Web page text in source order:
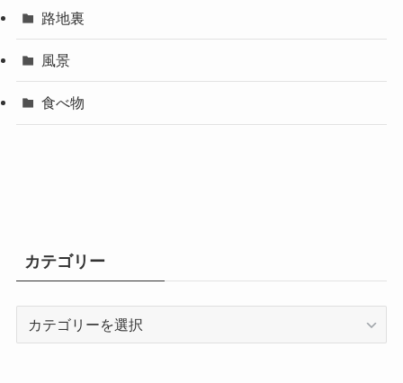
路地裏
風景
食べ物
カテゴリー